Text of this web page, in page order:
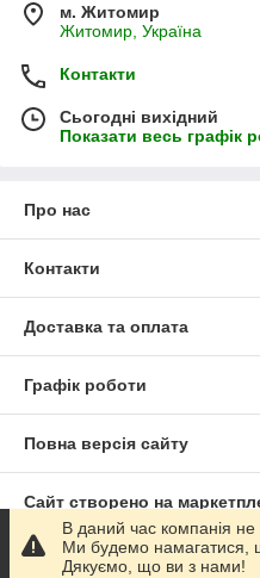
м. Житомир
Житомир, Україна
Контакти
Сьогодні вихідний
Показати весь графік
Про нас
Контакти
Доставка та оплата
Графік роботи
Повна версія сайту
Сайт створено на
Політика конфіденційності
В даний час компанія
Ми будемо намагатися,
Дякуємо, що ви з нами!